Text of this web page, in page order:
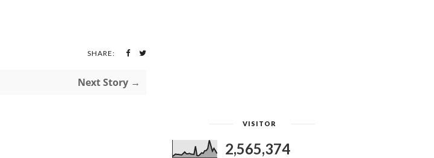
SHARE:
Next Story →
VISITOR
2,565,374